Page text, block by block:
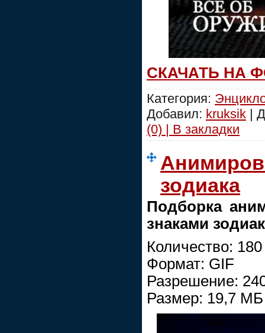
СКАЧАТЬ НА
Категория:
Добавил: kruksik |
(0) | В закладки
зодиака
Подборка
знаками
Количество: 180
Формат: GIF
Разрешение:
Размер: 19,7 МБ